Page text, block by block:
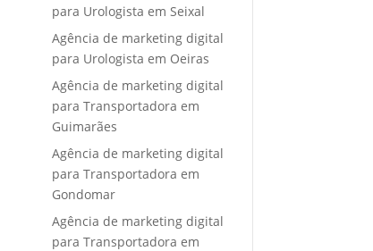
para Urologista em Seixal
Agência de marketing digital
para Urologista em Oeiras
Agência de marketing digital
para Transportadora em
Guimarães
Agência de marketing digital
para Transportadora em
Gondomar
Agência de marketing digital
para Transportadora em